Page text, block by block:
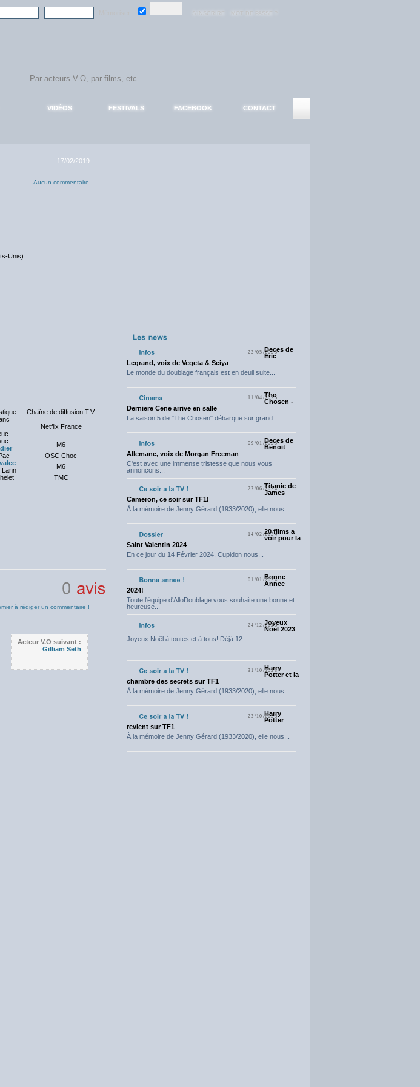
VIDÉOS FESTIVALS FACEBOOK CONTACT
17/02/2019
Aucun commentaire
Unis)
Chaîne de diffusion T.V.
Netflix France
M6
OSC Choc
M6
Lann
TMC
à rédiger un commentaire !
Acteur V.O suivant :
Gilliam Seth
22/05/2025Deces de
Eric
Legrand, voix de Vegeta & Seiya
Le monde du doublage français est en deuil suite...
11/04/2025
The
Chosen -
Derniere Cene arrive en salle
La saison 5 de "The Chosen" débarque sur grand...
09/01/2025Deces de
Benoit
Allemane, voix de Morgan Freeman
C'est avec une immense tristesse que nous vous
annonçons...
23/06/2024Titanic de
James
Cameron, ce soir sur TF1!
À la mémoire de Jenny Gérard (1933/2020), elle nous...
14/02/202420 films a
voir pour la
Saint Valentin 2024
En ce jour du 14 Février 2024, Cupidon nous...
01/01/2024
Bonne
Annee
2024!
Toute l'équipe d'AlloDoublage vous souhaite une bonne et
heureuse...
24/12/2023
Joyeux
Noel 2023
Joyeux Noël à toutes et à tous! Déjà 12...
31/10/2023
Harry
Potter et la
chambre des secrets sur TF1
À la mémoire de Jenny Gérard (1933/2020), elle nous...
23/10/2023
Harry
Potter
revient sur TF1
À la mémoire de Jenny Gérard (1933/2020), elle nous...